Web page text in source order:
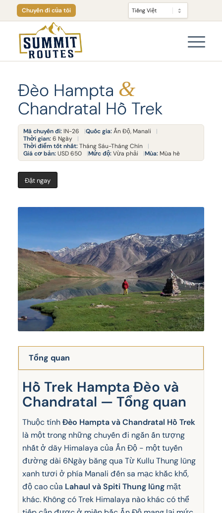
Chuyến đi của tôi
Đèo Hampta &
Chandratal Hồ Trek
Mã chuyến đi: IN-26 Quốc gia:Ấn Độ, Manali
Thời gian:6 Ngày
Thời điểm tốt nhất:Tháng Sáu-Tháng Chín
Giá cơ bản:USD 650 Mức độ:Vừa phải Mùa: Mùa hè
Đặt ngay
Tổng quan
Hồ Trek Hampta Đèo và
Chandratal — Tổng quan
Thuộc tínhĐèo Hampta và Chandratal Hồ Trek
là một trong những chuyến đi ngắn ấn tượng
nhất ở dãy Himalaya của Ấn Độ - một tuyến
đường dài 6Ngày băng qua Từ Kullu Thung lũng
xanh tươi ở phía Manali đến sa mạc khắc khổ,
độ cao của Lahaul và Spiti Thung lũngmặt
khác. Không có Trek Himalaya nào khác có thể